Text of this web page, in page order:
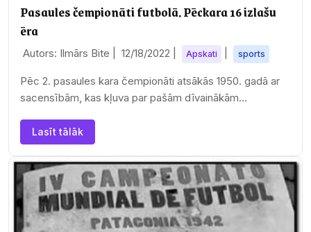
Pasaules čempionāti futbolā. Pēckara 16 izlašu
ēra
Autors: Ilmārs Bite | 12/18/2022 Apskati sports
Pēc 2. pasaules kara čempionāti atsākās 1950. gadā ar
sacensībām, kas kļuva par pašām dīvainākām
Lasīt tālāk